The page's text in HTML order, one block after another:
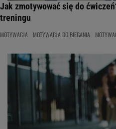
Jak zmotywować się do
treningu
MOTYWACJA MOTYWACJA DO BIEGANIA